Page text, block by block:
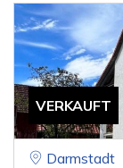
VERKAUFT
Darmstadt